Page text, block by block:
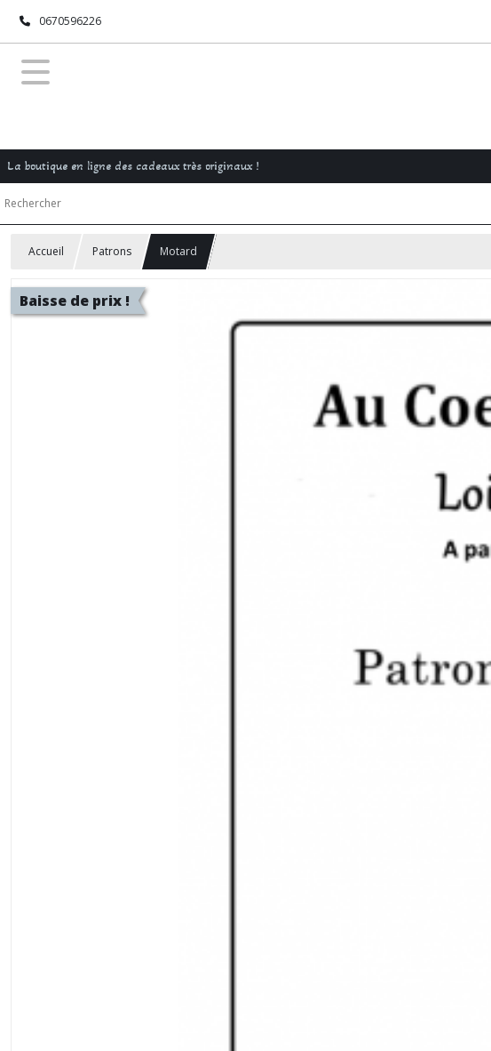
0670596226
La boutique en ligne des cadeaux très originaux !
Accueil Patrons Motard
Baisse de prix !